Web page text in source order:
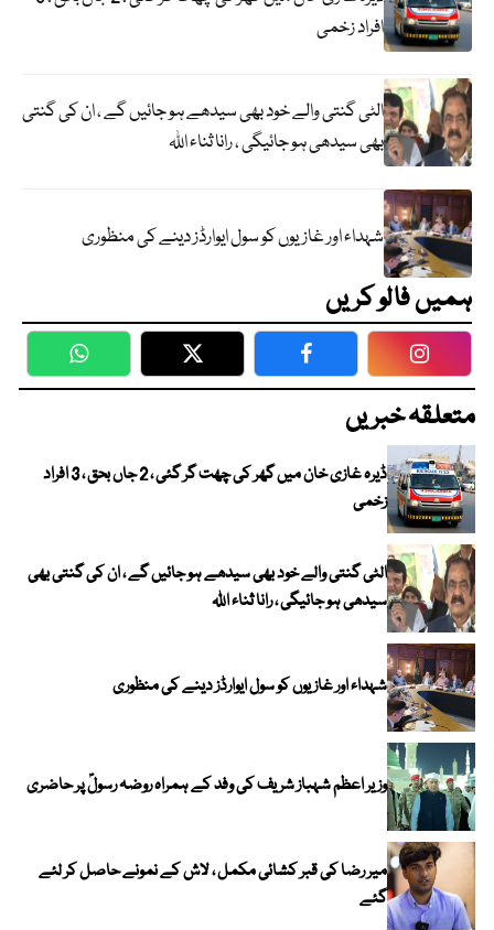
افراد زخمی
الٹی گنتی والے خود بھی سیدھے ہو جائیں گے ، ان کی گنتی
بھی سیدھی ہو جائیگی ، رانا ثناء اللہ
شہداء اور غازیوں کو سول ایوارڈز دینے کی منظوری
ہمیں فالو کریں
WhatsApp Twitter Facebook
متعلقہ خبریں
ڈیرہ غازی خان میں گھر کی چھت گر گئی ، 2 جاں بحق ، 3 افراد
زخمی
الٹی گنتی والے خود بھی سیدھے ہو جائیں گے ، ان کی گنتی بھی
سیدھی ہو جائیگی ، رانا ثناء اللہ
شہداء اور غازیوں کو سول ایوارڈز دینے کی منظوری
وزیر اعظم شہباز شریف کی وفد کے ہمراہ روضہ رسولؐ پر حاضری
میر رضا کی قبر کشائی مکمل ، لاش کے نمونے حاصل کر لئے
گئے